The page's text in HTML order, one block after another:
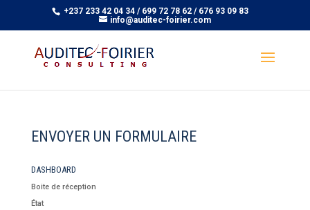
+237 233 42 04 34 / 699 72 78 62 / 676 93 09 83
info@auditec-foirier.com
ENVOYER UN FORMULAIRE
DASHBOARD
Boite de réception
État